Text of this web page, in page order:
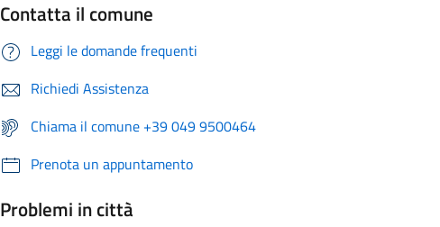
Contatta il comune
Leggi le domande frequenti
Richiedi Assistenza
Chiama il comune +39 049 9500464
Prenota un appuntamento
Problemi in città